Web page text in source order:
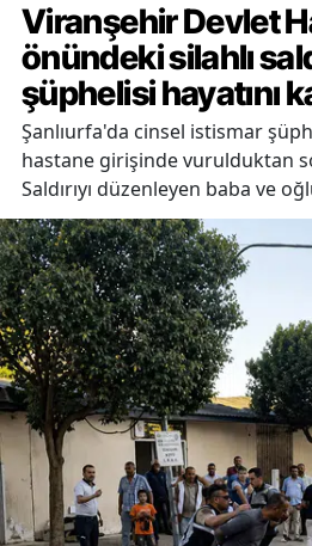
Viranşehir Devlet
önündeki silahlı
şüphelisi hayatını
Şanlıurfa'da cinsel istismar
hastane girişinde vurulduktan
Saldırıyı düzenleyen baba ve